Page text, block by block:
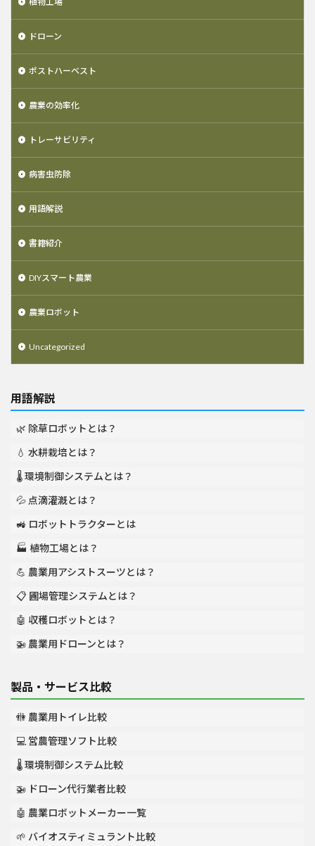
ドローン
ポストハーベスト
農業の効率化
トレーサビリティ
病害虫防除
用語解説
書籍紹介
DIYスマート農業
農業ロボット
Uncategorized
用語解説
🌿 除草ロボットとは？
💧 水耕栽培とは？
🌡️ 環境制御システムとは？
💦 点滴灌漑とは？
🚜 ロボットトラクターとは
🏭 植物工場とは？
💪 農業用アシストスーツとは？
📋 圃場管理システムとは？
🤖 収穫ロボットとは？
🚁 農業用ドローンとは？
製品・サービス比較
🚻 農業用トイレ比較
💻 営農管理ソフト比較
🌡️ 環境制御システム比較
🚁 ドローン代行業者比較
🤖 農業ロボットメーカー一覧
🌱 バイオスティミュラント比較